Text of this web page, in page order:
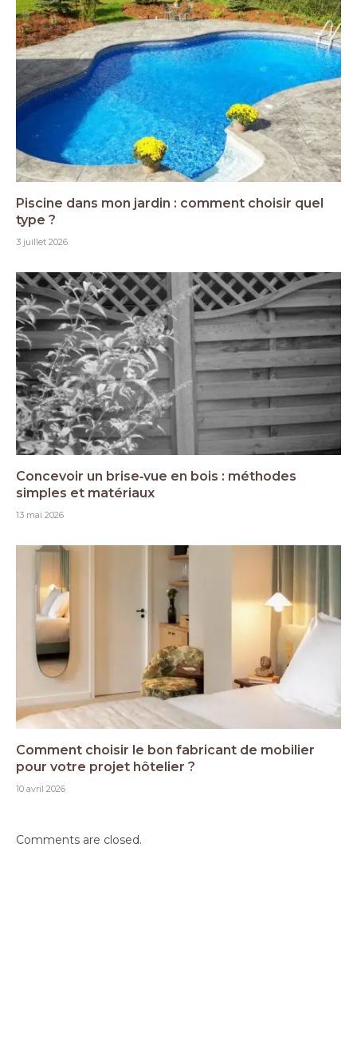
Piscine dans mon jardin : comment choisir quel
type ?
3 juillet 2026
Concevoir un brise‑vue en bois : méthodes
simples et matériaux
13 mai 2026
Comment choisir le bon fabricant de mobilier
pour votre projet hôtelier ?
10 avril 2026
Comments are closed.